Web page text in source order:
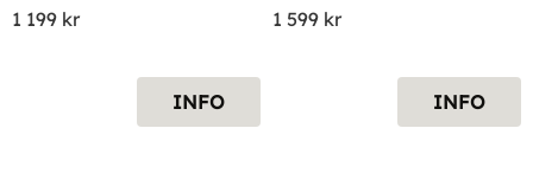
1 199 kr
INFO
1 599 kr
INFO